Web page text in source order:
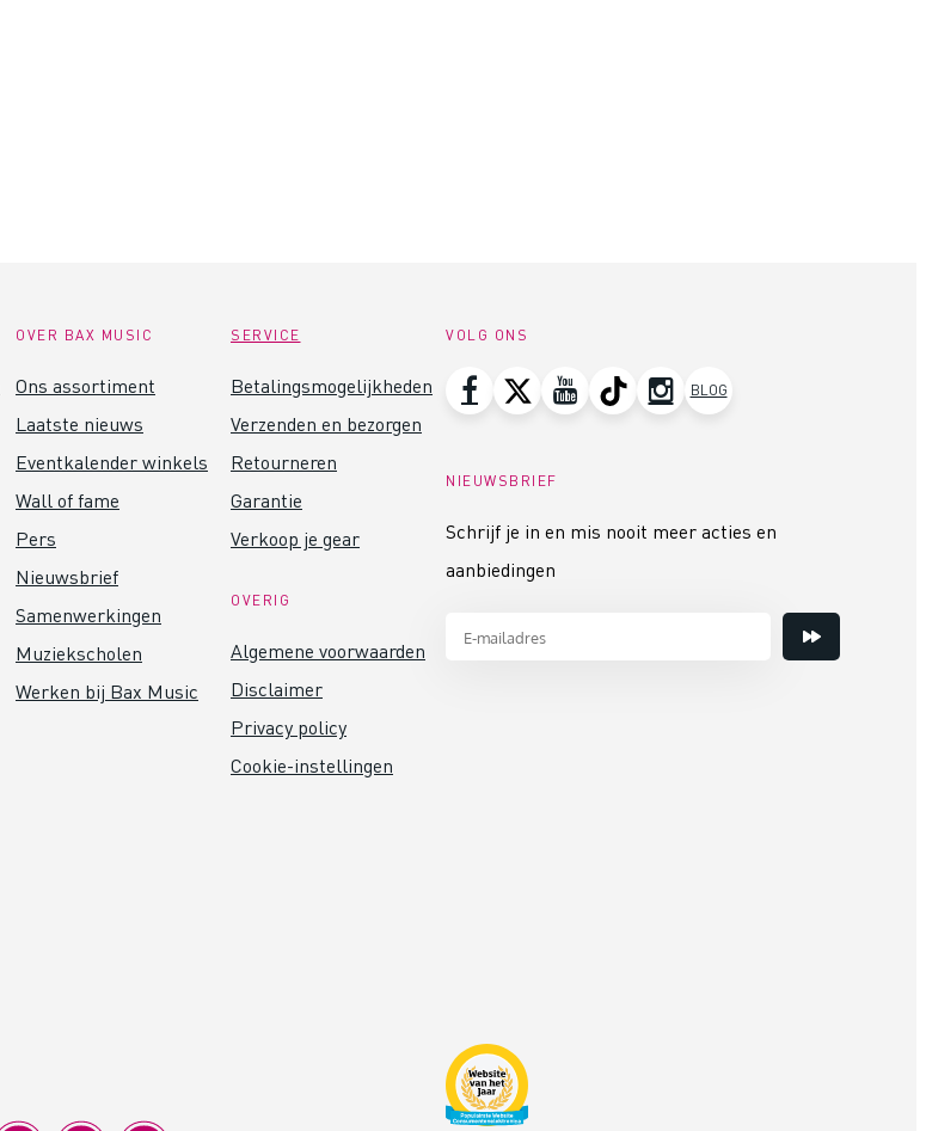
OVER BAX MUSIC
Ons assortiment
Laatste nieuws
Eventkalender winkels
Wall of fame
Pers
Nieuwsbrief
Samenwerkingen
Muziekscholen
Werken bij Bax Music
SERVICE
Betalingsmogelijkheden
Verzenden en bezorgen
Retourneren
Garantie
Verkoop je gear
OVERIG
Algemene voorwaarden
Disclaimer
Privacy policy
Cookie-instellingen
VOLG ONS
BLOG
NIEUWSBRIEF
Schrijf je in en mis nooit meer acties en
aanbiedingen